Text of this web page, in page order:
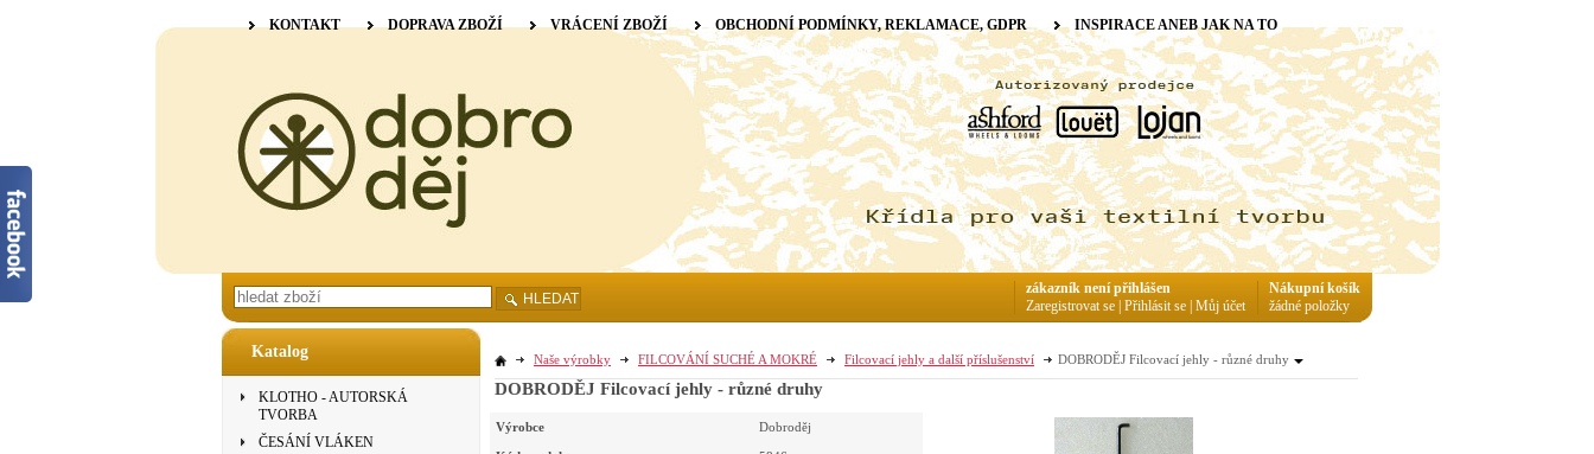
Katalog
KLOTHO - AUTORSKÁ
TVORBA
ČESÁNÍ VLÁKEN
Naše výrobky FILCOVÁNÍ SUCHÉ A MOKRÉ Filcovací jehly a další příslušenství DOBRODĚJ Filcovací jehly - různé druhy
DOBRODĚJ Filcovací jehly - různé druhy
Výrobce Dobroděj
KONTAKT DOPRAVA ZBOŽÍ VRÁCENÍ ZBOŽÍ OBCHODNÍ PODMÍNKY, REKLAMACE, GDPR INSPIRACE ANEB JAK NA TO
HLEDAT
Nákupní košík
žádné položky
zákazník není přihlášen
Zaregistrovat se Přihlásit se Můj účet